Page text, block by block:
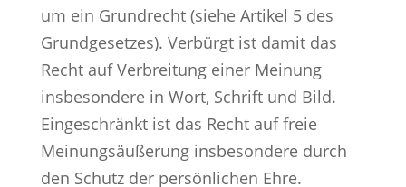
um ein Grundrecht (siehe Artikel 5 des
Grundgesetzes). Verbürgt ist damit das
Recht auf Verbreitung einer Meinung
insbesondere in Wort, Schrift und Bild.
Eingeschränkt ist das Recht auf freie
Meinungsäußerung insbesondere durch
den Schutz der persönlichen Ehre.